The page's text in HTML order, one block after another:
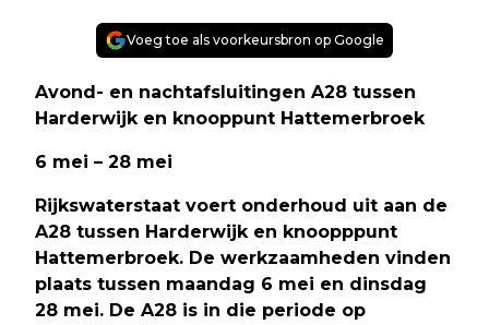
Voeg toe als voorkeursbron op Google
Avond- en nachtafsluitingen A28 tussen
Harderwijk en knooppunt Hattemerbroek
6 mei – 28 mei
Rijkswaterstaat voert onderhoud uit aan de
A28 tussen Harderwijk en knoopppunt
Hattemerbroek. De werkzaamheden vinden
plaats tussen maandag 6 mei en dinsdag
28 mei. De A28 is in die periode op